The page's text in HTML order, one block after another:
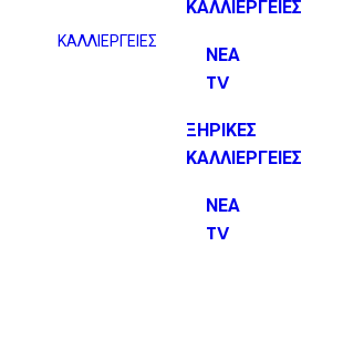
ΚΑΛΛΙΕΡΓΕΙΕΣ
ΚΑΛΛΙΕΡΓΕΙΕΣ
ΝΕΑ
TV
ΞΗΡΙΚΕΣ
ΚΑΛΛΙΕΡΓΕΙΕΣ
ΝΕΑ
TV